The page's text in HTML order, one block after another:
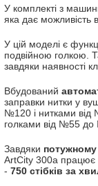
У комплекті з
яка дає можливість
У цій моделі є
подвійною голкою.
завдяки наявності
Вбудований
заправки нитки у
№120 і нитками
голками від №55
Завдяки
ArtCity 300a працює
- 750 стібків за